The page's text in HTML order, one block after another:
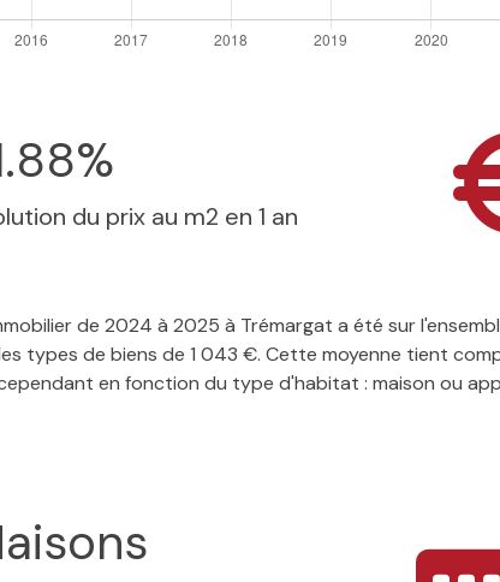
du prix au m2 en 1 an
de 2024 à 2025 à Trémargat a été sur
types de biens de 1 043 €. Cette moyenne tient
en fonction du type d'habitat : maison ou